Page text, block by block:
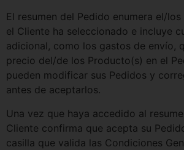
El resumen del Pedido enumera el/
el Cliente ha seleccionado e incluye
adicional, como los gastos de envío,
precio del/de los Producto(s) en el
pueden modificar sus Pedidos y
antes de aceptarlos.
Una vez que haya accedido al
Cliente confirma que acepta su
casilla que valida las Condiciones